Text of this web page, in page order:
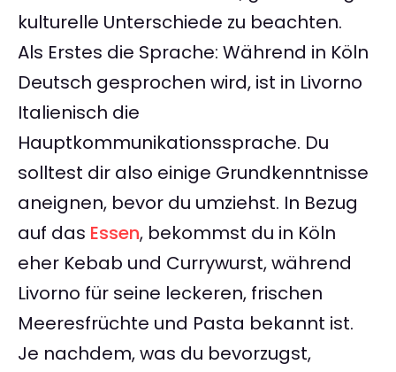
kulturelle Unterschiede zu beachten.
Als Erstes die Sprache: Während in Köln
Deutsch gesprochen wird, ist in Livorno
Italienisch die
Hauptkommunikationssprache. Du
solltest dir also einige Grundkenntnisse
aneignen, bevor du umziehst. In Bezug
auf das Essen, bekommst du in Köln
eher Kebab und Currywurst, während
Livorno für seine leckeren, frischen
Meeresfrüchte und Pasta bekannt ist.
Je nachdem, was du bevorzugst,